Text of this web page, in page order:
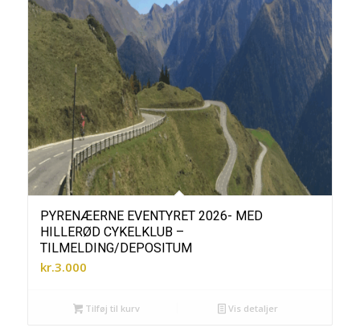
PYRENÆERNE EVENTYRET 2026- MED
HILLERØD CYKELKLUB –
TILMELDING/DEPOSITUM
kr.3.000
Tilføj til kurv Vis detaljer